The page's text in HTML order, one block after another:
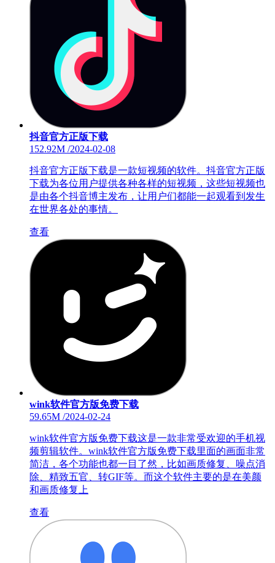
抖音官方正版下载
152.92M /2024-02-08
抖音官方正版下载是一款短视频的软件。抖音官方正版
下载为各位用户提供各种各样的短视频，这些短视频也
是由各个抖音博主发布，让用户们都能一起观看到发生
在世界各处的事情。
查看
wink软件官方版免费下载
59.65M /2024-02-24
wink软件官方版免费下载这是一款非常受欢迎的手机视
频剪辑软件。wink软件官方版免费下载里面的画面非常
简洁，各个功能也都一目了然，比如画质修复、噪点消
除、精致五官、转GIF等。而这个软件主要的是在美颜
和画质修复上
查看